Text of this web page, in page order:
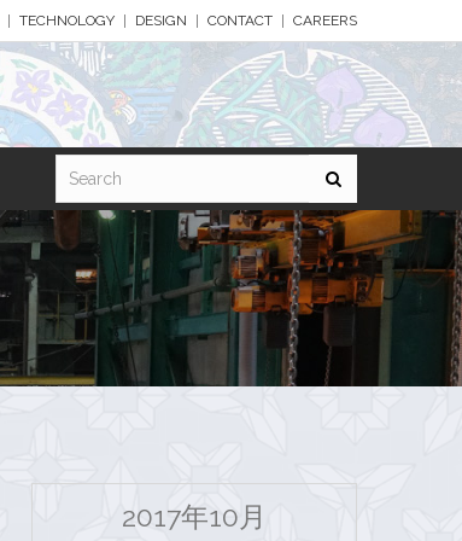
TECHNOLOGY DESIGN CONTACT CAREERS
2017年10月